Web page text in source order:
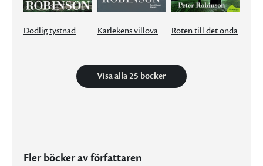
Dödlig tystnad Kärlekens villovägar Roten till det onda
Visa alla 25 böcker
Fler böcker av författaren